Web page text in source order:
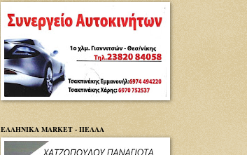
ΕΛΛΗΝΙΚΑ MARKET - ΠΕΛΛΑ